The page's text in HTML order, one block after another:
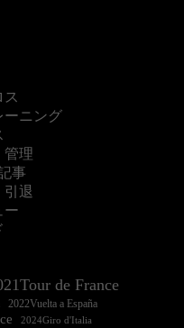
ス
ーニング
管理
事
引退
ー
de France
2022Vuelta a España